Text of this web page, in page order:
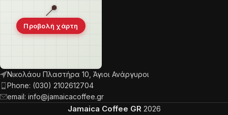
📍
Προβολή χάρτη
Νικολάου Πλαστήρα 10, Άγιοι Ανάργυροι
Phone: (030) 2102612704
email: info@jamaicacoffee.gr
Jamaica Coffee GR 2026